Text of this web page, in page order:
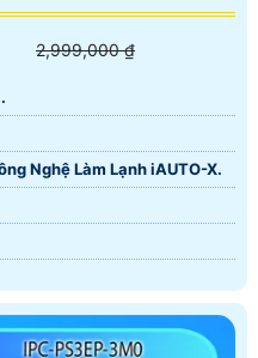
2,999,000 ₫
Nghệ Làm Lạnh iAUTO-X.